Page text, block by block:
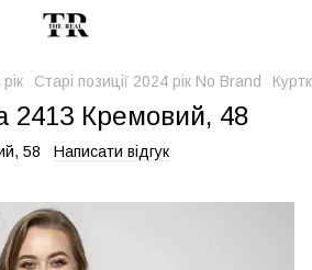
Старі позиції 2024 рік No Brand
2413 Кремовий, 48
58 Написати відгук